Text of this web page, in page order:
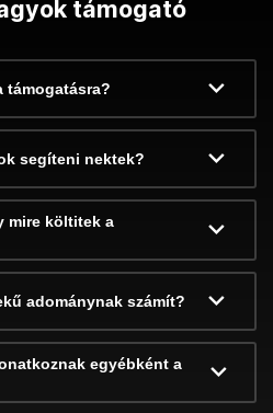
támogató
támogatásra?
segíteni nektek?
mire költitek a
adománynak számít?
egyébként a